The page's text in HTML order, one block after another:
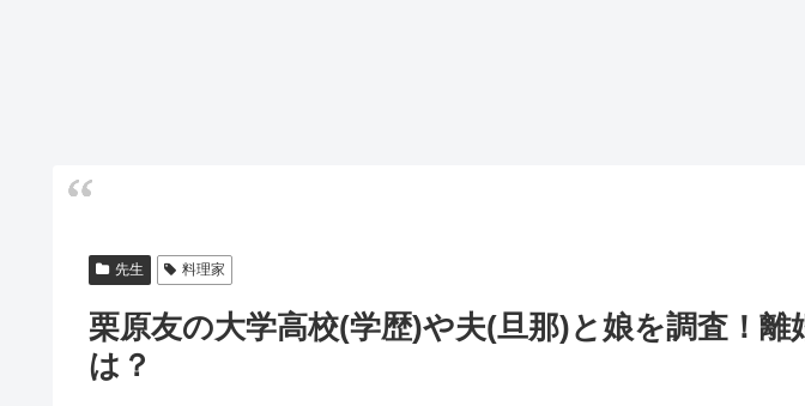
先生 料理家
栗原友の大学高校(学歴)や夫(旦那)と娘を調査！離
は？